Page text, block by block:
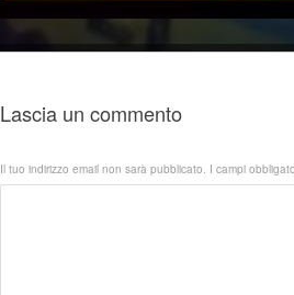
Lascia un commento
Il tuo indirizzo email non sarà pubblicato. I campi